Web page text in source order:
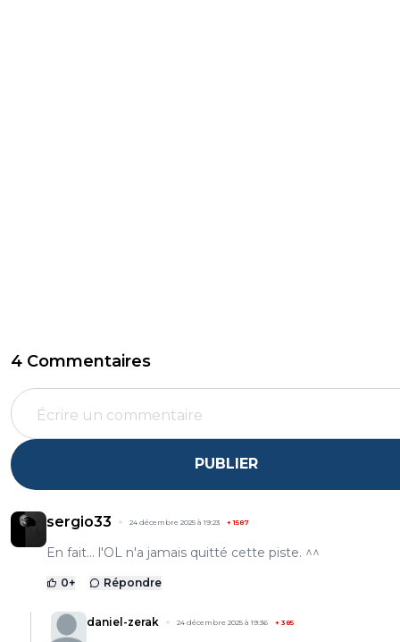
4 Commentaires
PUBLIER
sergio33 24 décembre 2025 à 19:23 +1587
En fait... l'OL n'a jamais quitté cette piste. ^^
0+ Répondre
daniel-zerak 24 décembre 2025 à 19:36 + 385